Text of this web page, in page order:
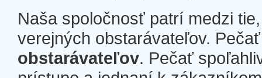
Naša spoločnosť patrí medzi
verejných obstarávateľov.
obstarávateľov. Pečať